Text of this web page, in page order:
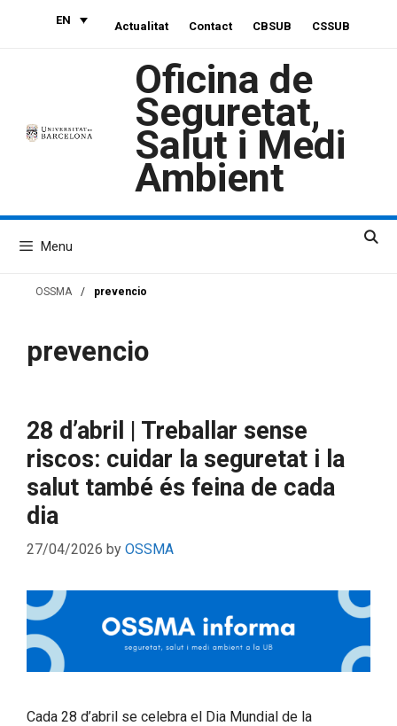
EN Actualitat Contact CBSUB CSSUB
Oficina de
Seguretat,
Salut i Medi
Ambient
Menu
OSSMA / prevencio
prevencio
28 d’abril | Treballar sense
riscos: cuidar la seguretat i la
salut també és feina de cada
dia
27/04/2026 by OSSMA
Cada 28 d’abril se celebra el Dia Mundial de la